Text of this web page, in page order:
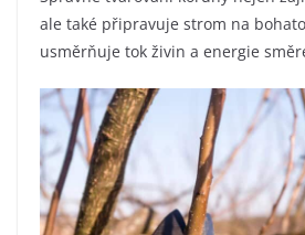
ale také připravuje strom na
usměrňuje tok živin a energie